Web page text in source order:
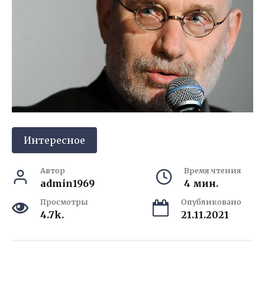
Интересное
Автор
admin1969
Время чтения
4 мин.
Просмотры
4.7k.
Опубликовано
21.11.2021